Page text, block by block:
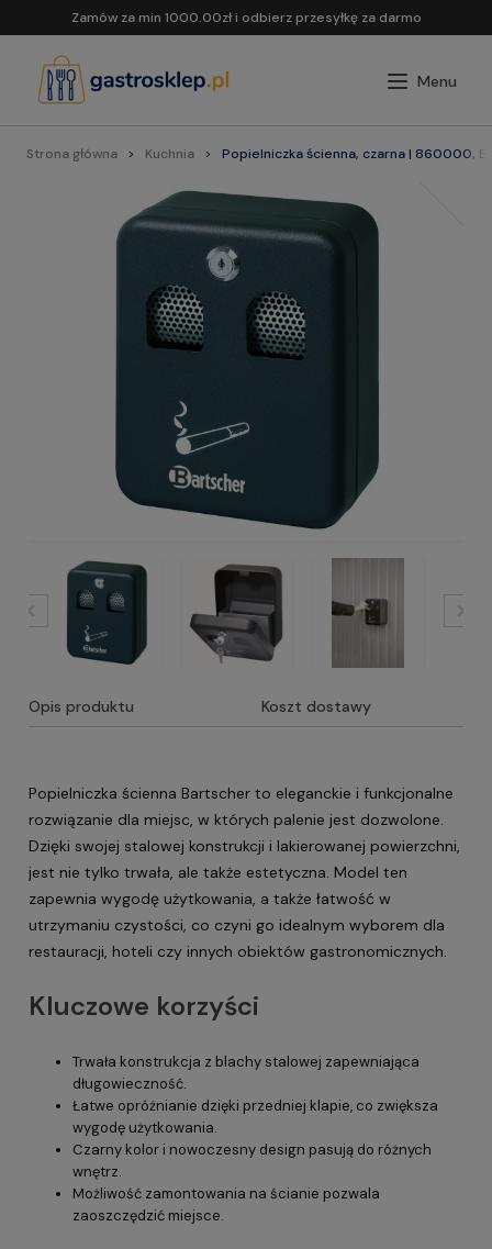
Zamów za min 1000.00zł i odbierz przesyłkę za darmo
Strona główna Kuchnia Popielniczka ścienna, czarna | 860000,
Opis produktu Koszt dostawy
Popielniczka ścienna Bartscher to eleganckie i funkcjonalne
rozwiązanie dla miejsc, w których palenie jest dozwolone.
Dzięki swojej stalowej konstrukcji i lakierowanej powierzchni,
jest nie tylko trwała, ale także estetyczna. Model ten
zapewnia wygodę użytkowania, a także łatwość w
utrzymaniu czystości, co czyni go idealnym wyborem dla
restauracji, hoteli czy innych obiektów gastronomicznych.
Kluczowe korzyści
Trwała konstrukcja z blachy stalowej zapewniająca
długowieczność.
Łatwe opróżnianie dzięki przedniej klapie, co zwiększa
wygodę użytkowania.
Czarny kolor i nowoczesny design pasują do różnych
wnętrz.
Możliwość zamontowania na ścianie pozwala
zaoszczędzić miejsce.